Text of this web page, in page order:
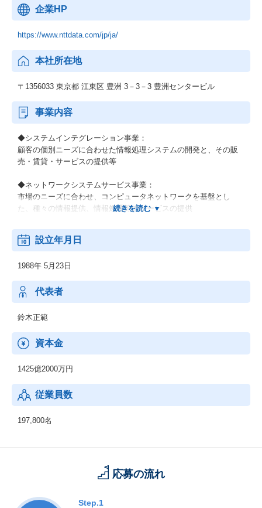
企業HP
https://www.nttdata.com/jp/ja/
本社所在地
〒1356033 東京都 江東区 豊洲 3－3－3 豊洲センタービル
事業内容
◆システムインテグレーション事業：
顧客の個別ニーズに合わせた情報処理システムの開発と、その販
売・賃貸・サービスの提供等
◆ネットワークシステムサービス事業：
市場のニーズに合わせ、コンピュータネットワークを基盤とし
た、種々の情報提供、情報処理等のサービスの提供
◆その他の事業：
顧客の経営上の問題点に係わる調査・分析、情報処理システムの
設立年月日
1988年 5月23日
代表者
鈴木正範
資本金
1425億2000万円
従業員数
197,800名
応募の流れ
Step.1